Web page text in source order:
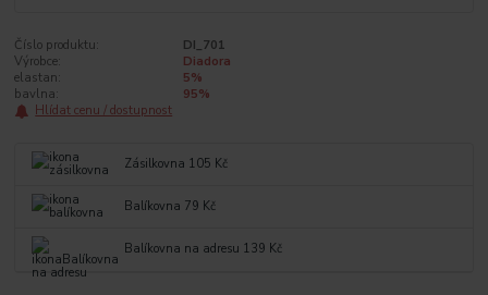
Číslo produktu:
DI_701
Výrobce:
Diadora
elastan:
5%
bavlna:
95%
Hlídat cenu / dostupnost
Zásilkovna 105 Kč
Balíkovna 79 Kč
Balíkovna na adresu 139 Kč